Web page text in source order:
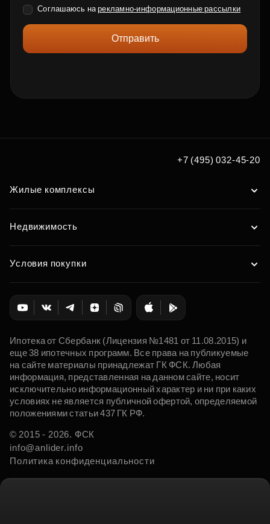
Соглашаюсь нарекламно-информационные рассылки
Отправить
+7 (495) 032-45-20
Жилые комплексы
Недвижимость
Условия покупки
Ипотека от Сбербанк (Лицензия №1481 от 11.08.2015) и
еще 38 ипотечных программ. Все права на публикуемые
на сайте материалы принадлежат ГК ФСК. Любая
информация, представленная на данном сайте, носит
исключительно информационный характер и ни при каких
условиях не является публичной офертой, определяемой
положениями статьи 437 ГК РФ.
© 2015 - 2026. ФСК
info@anlider.info
Политика конфиденциальности